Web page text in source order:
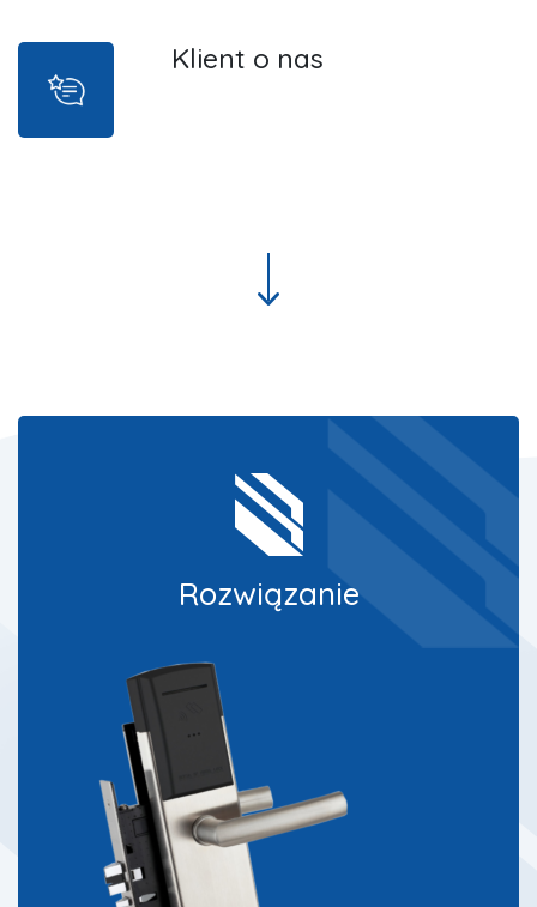
Klient o nas
Rozwiązanie